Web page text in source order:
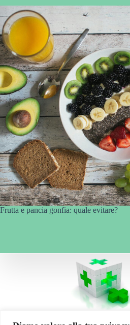
Frutta e pancia gonfia: quale evitare?